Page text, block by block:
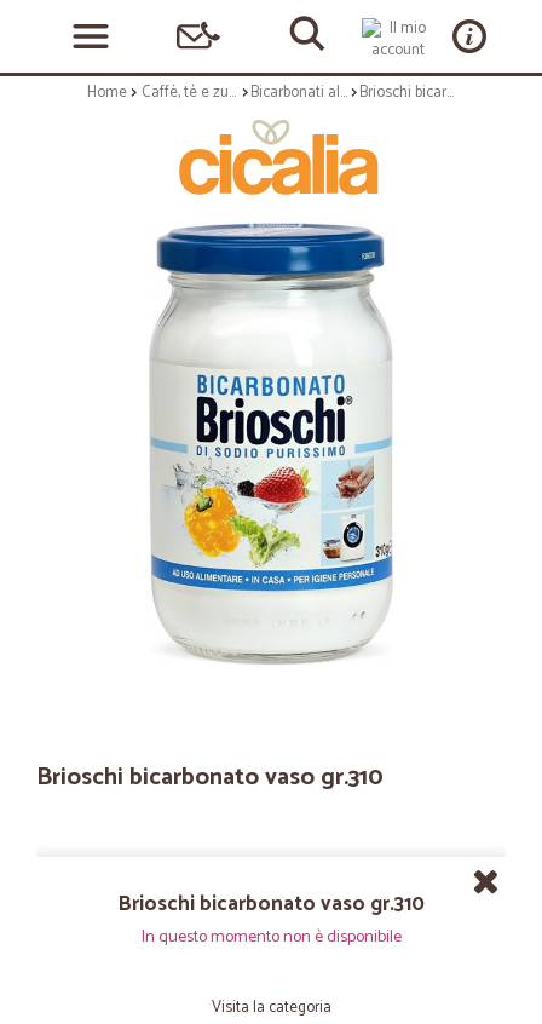
Home Caffè, tè e zucchero Bicarbonati alimentari e brioschi Brioschi bicarbonato vaso gr.310
Brioschi bicarbonato vaso gr.310
Brioschi bicarbonato vaso gr.310
In questo momento non è disponibile
Visita la categoria